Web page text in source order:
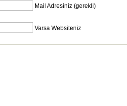
Mail Adresiniz (gerekli)
Varsa Websiteniz